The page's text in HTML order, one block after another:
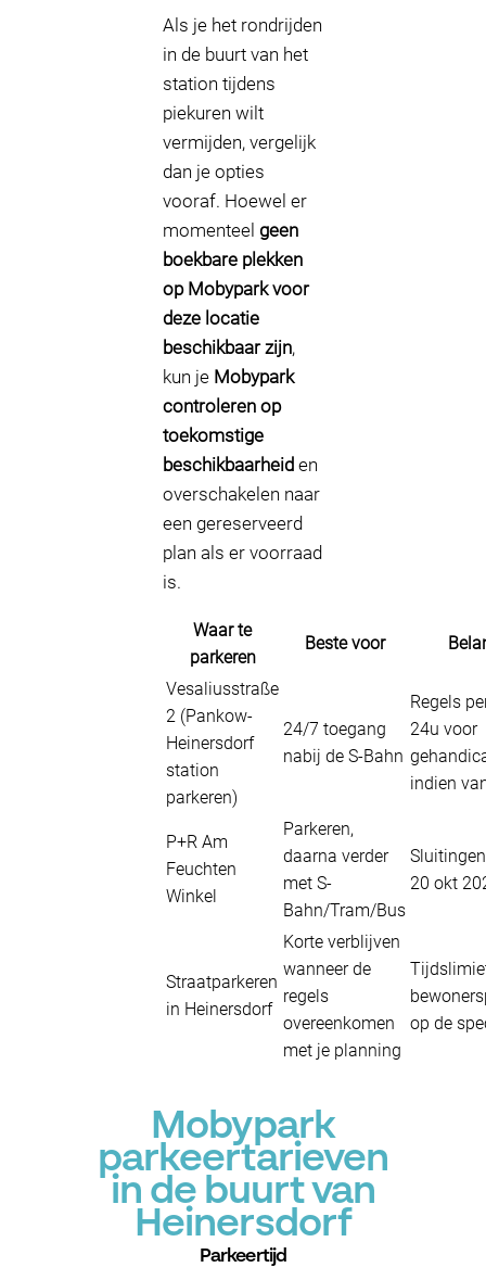
Als je het rondrijden
in de buurt van het
station tijdens
piekuren wilt
vermijden, vergelijk
dan je opties
vooraf. Hoewel er
momenteel geen
boekbare plekken
op Mobypark voor
deze locatie
beschikbaar zijn,
kun je Mobypark
controleren op
toekomstige
beschikbaarheid en
overschakelen naar
een gereserveerd
plan als er voorraad
is.
Waar te
parkeren
Beste voor
Vesaliusstraße
2 (Pankow-
Heinersdorf
station
parkeren)
24/7 toegang
nabij de S-Bahn
Regels
24u voor
indien
P+R Am
Feuchten
Winkel
Parkeren,
daarna verder
met S-
Bahn/Tram/Bus
20 okt
Straatparkeren
in Heinersdorf
Korte verblijven
wanneer de
regels
overeenkomen
met je planning
op de
Mobypark
parkeertarieven
in de buurt van
Heinersdorf
Parkeertijd